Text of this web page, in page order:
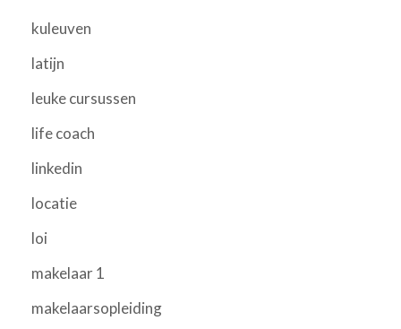
kuleuven
latijn
leuke cursussen
life coach
linkedin
locatie
loi
makelaar 1
makelaarsopleiding